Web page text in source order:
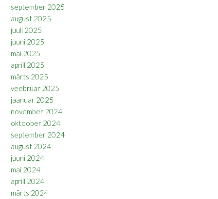
september 2025
august 2025
juuli 2025
juuni 2025
mai 2025
aprill 2025
märts 2025
veebruar 2025
jaanuar 2025
november 2024
oktoober 2024
september 2024
august 2024
juuni 2024
mai 2024
aprill 2024
märts 2024